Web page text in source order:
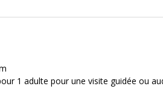
1 adulte pour une visite guidée ou